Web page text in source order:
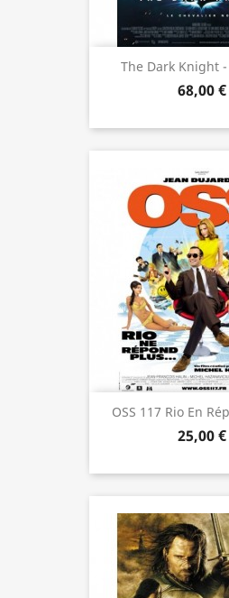
The Dark Knight
68,00 €
OSS 117 Rio En
25,00 €